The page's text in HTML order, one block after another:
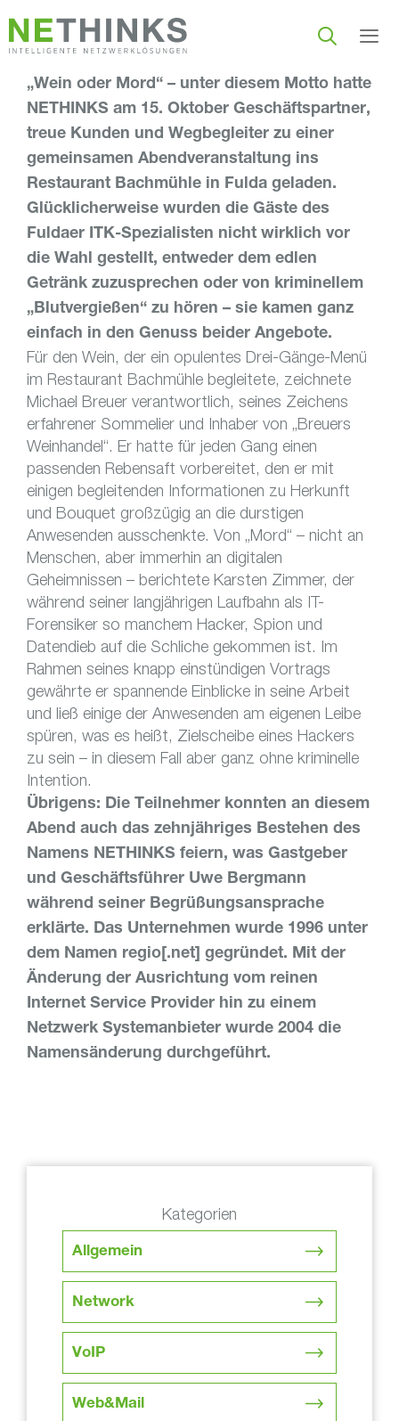
Inhalt
springen
„Wein oder Mord“ – unter diesem Motto hatte
NETHINKS am 15. Oktober Geschäftspartner,
treue Kunden und Wegbegleiter zu einer
gemeinsamen Abendveranstaltung ins
Restaurant Bachmühle in Fulda geladen.
Glücklicherweise wurden die Gäste des
Fuldaer ITK-Spezialisten nicht wirklich vor
die Wahl gestellt, entweder dem edlen
Getränk zuzusprechen oder von kriminellem
„Blutvergießen“ zu hören – sie kamen ganz
einfach in den Genuss beider Angebote.
Für den Wein, der ein opulentes Drei-Gänge-Menü
im Restaurant Bachmühle begleitete, zeichnete
Michael Breuer verantwortlich, seines Zeichens
erfahrener Sommelier und Inhaber von „Breuers
Weinhandel“. Er hatte für jeden Gang einen
passenden Rebensaft vorbereitet, den er mit
einigen begleitenden Informationen zu Herkunft
und Bouquet großzügig an die durstigen
Anwesenden ausschenkte. Von „Mord“ – nicht an
Menschen, aber immerhin an digitalen
Geheimnissen – berichtete Karsten Zimmer, der
während seiner langjährigen Laufbahn als IT-
Forensiker so manchem Hacker, Spion und
Datendieb auf die Schliche gekommen ist. Im
Rahmen seines knapp einstündigen Vortrags
gewährte er spannende Einblicke in seine Arbeit
und ließ einige der Anwesenden am eigenen Leibe
spüren, was es heißt, Zielscheibe eines Hackers
zu sein – in diesem Fall aber ganz ohne kriminelle
Intention.
Übrigens: Die Teilnehmer konnten an diesem
Abend auch das zehnjähriges Bestehen des
Namens NETHINKS feiern, was Gastgeber
und Geschäftsführer Uwe Bergmann
während seiner Begrüßungsansprache
erklärte. Das Unternehmen wurde 1996 unter
dem Namen regio[.net] gegründet. Mit der
Änderung der Ausrichtung vom reinen
Internet Service Provider hin zu einem
Netzwerk Systemanbieter wurde 2004 die
Namensänderung durchgeführt.
Kategorien
Allgemein
Network
VoIP
Web&Mail